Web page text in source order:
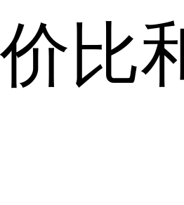
比